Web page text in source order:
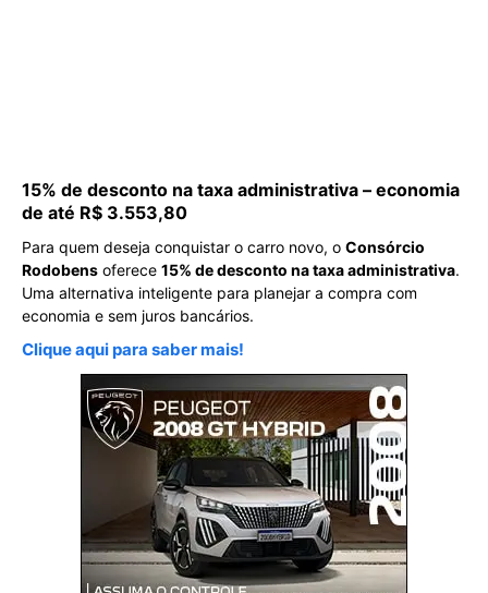
15% de desconto na taxa administrativa – economia
de até R$ 3.553,80
Para quem deseja conquistar o carro novo, o Consórcio
Rodobens oferece 15% de desconto na taxa administrativa.
Uma alternativa inteligente para planejar a compra com
economia e sem juros bancários.
Clique aqui para saber mais!